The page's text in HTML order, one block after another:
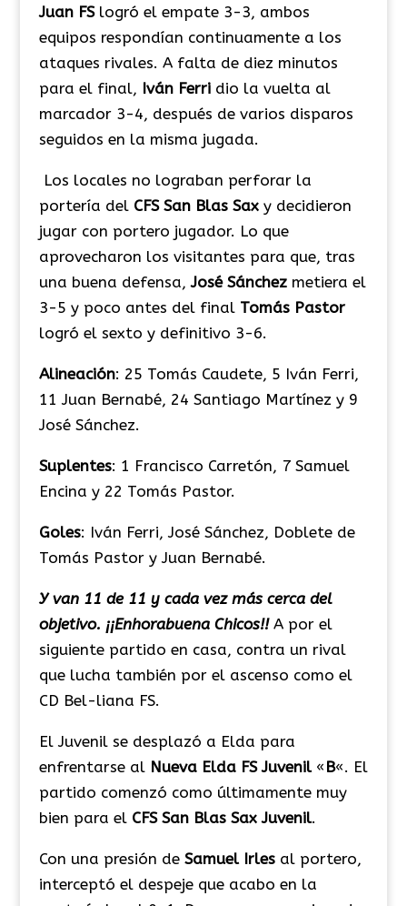
Juan FSlogró el empate 3-3, ambos
equipos respondían continuamente a los
ataques rivales. A falta de diez minutos
para el final, Iván Ferridio la vuelta al
marcador 3-4, después de varios disparos
seguidos en la misma jugada.
Los locales no lograban perforar la
portería del CFS San Blas Saxy decidieron
jugar con portero jugador. Lo que
aprovecharon los visitantes para que, tras
una buena defensa,José Sánchezmetiera el
3-5 y poco antes del final Tomás Pastor
logró el sexto y definitivo 3-6.
Alineación: 25 Tomás Caudete, 5 Iván Ferri,
11 Juan Bernabé, 24 Santiago Martínez y 9
José Sánchez.
Suplentes: 1 Francisco Carretón, 7 Samuel
Encina y 22 Tomás Pastor.
Goles: Iván Ferri, José Sánchez, Doblete de
Tomás Pastor y Juan Bernabé.
Y van 11 de 11 y cada vez más cerca del
objetivo. ¡¡Enhorabuena Chicos!! A por el
siguiente partido en casa, contra un rival
que lucha también por el ascenso como el
CD Bel-liana FS.
El Juvenil se desplazó a Elda para
enfrentarse al Nueva Elda FS Juvenil« B«. El
partido comenzó como últimamente muy
bien para el CFS San Blas Sax Juvenil.
Con una presión de Samuel Irles al portero,
interceptó el despeje que acabo en la